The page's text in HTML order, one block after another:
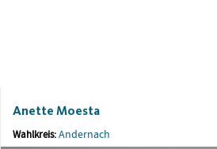
Anette Moesta
Wahlkreis:Andernach